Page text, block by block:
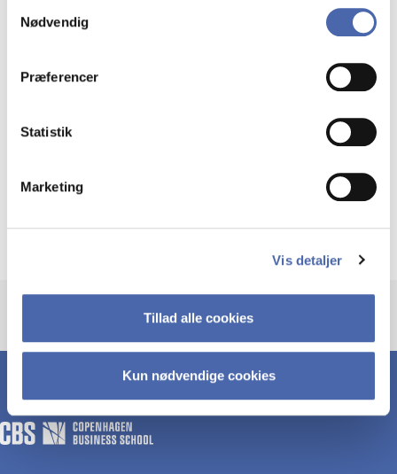
markedsføring. Du bestemmer selv - og kan altid trække
Nødvendig
Præferencer
Statistik
Marketing
Vis detaljer
Tillad alle cookies
Kun nødvendige cookies
Tax partner at Deloitte (Jun 2008–Nov 2019)
Corporate tax law and international corporate